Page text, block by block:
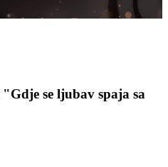
"Gdje se ljubav spaja sa